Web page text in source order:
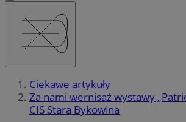
Ciekawe artykuły
Za nami wernisaż wystawy
CIS Stara Bykowina